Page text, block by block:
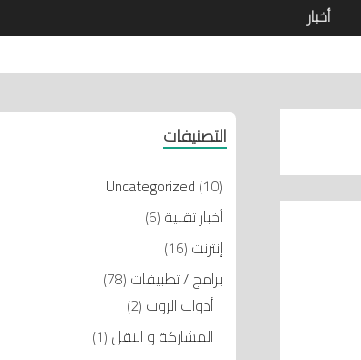
أخبار
التصنيفات
Uncategorized (10)
أخبار تقنية (6)
إنترنت (16)
برامج / تطبيقات (78)
أدوات الروت (2)
المشاركة و النقل (1)